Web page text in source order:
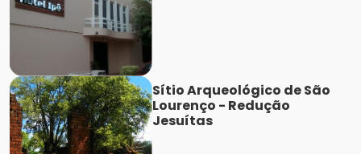
Sítio Arqueológico de São
Lourenço - Redução
Jesuítas